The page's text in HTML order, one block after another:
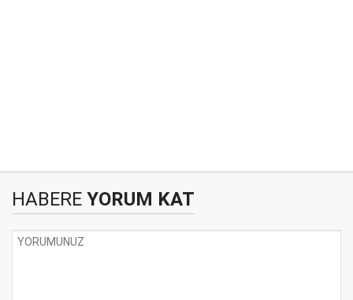
HABERE YORUM KAT